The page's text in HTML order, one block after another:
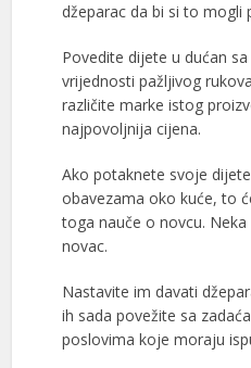
džeparac da bi si to mogli
Povedite dijete u dućan
vrijednosti pažljivog
različite marke istog
najpovoljnija cijena.
Ako potaknete svoje
obavezama oko kuće, to
toga nauče o novcu.
novac.
Nastavite im davati
ih sada povežite sa
poslovima koje moraju